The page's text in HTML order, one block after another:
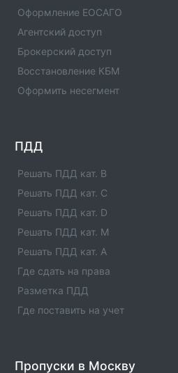
Оператор техосмотра №00978.
оператора, статус оператора,
Оператор техосмотра
Информация об операторе
оператора, статус оператора,
Информация об операторе
Оператор техосмотра №00975.
оператора, статус оператора,
Информация об операторе
Оператор техосмотра №00974.
Оператор техосмотра
Информация об операторе
Оператор техосмотра №00973.
оператора, статус оператора,
Информация об операторе
Оформление ЕОСАГО
Агентский доступ
Брокерский доступ
Восстановление КБМ
Оформить несегмент
ПДД
Решать ПДД кат. B
Решать ПДД кат. C
Решать ПДД кат. D
Решать ПДД кат. M
Решать ПДД кат. A
Где сдать на права
Разметка ПДД
Где поставить на учет
Пропуски в Москву